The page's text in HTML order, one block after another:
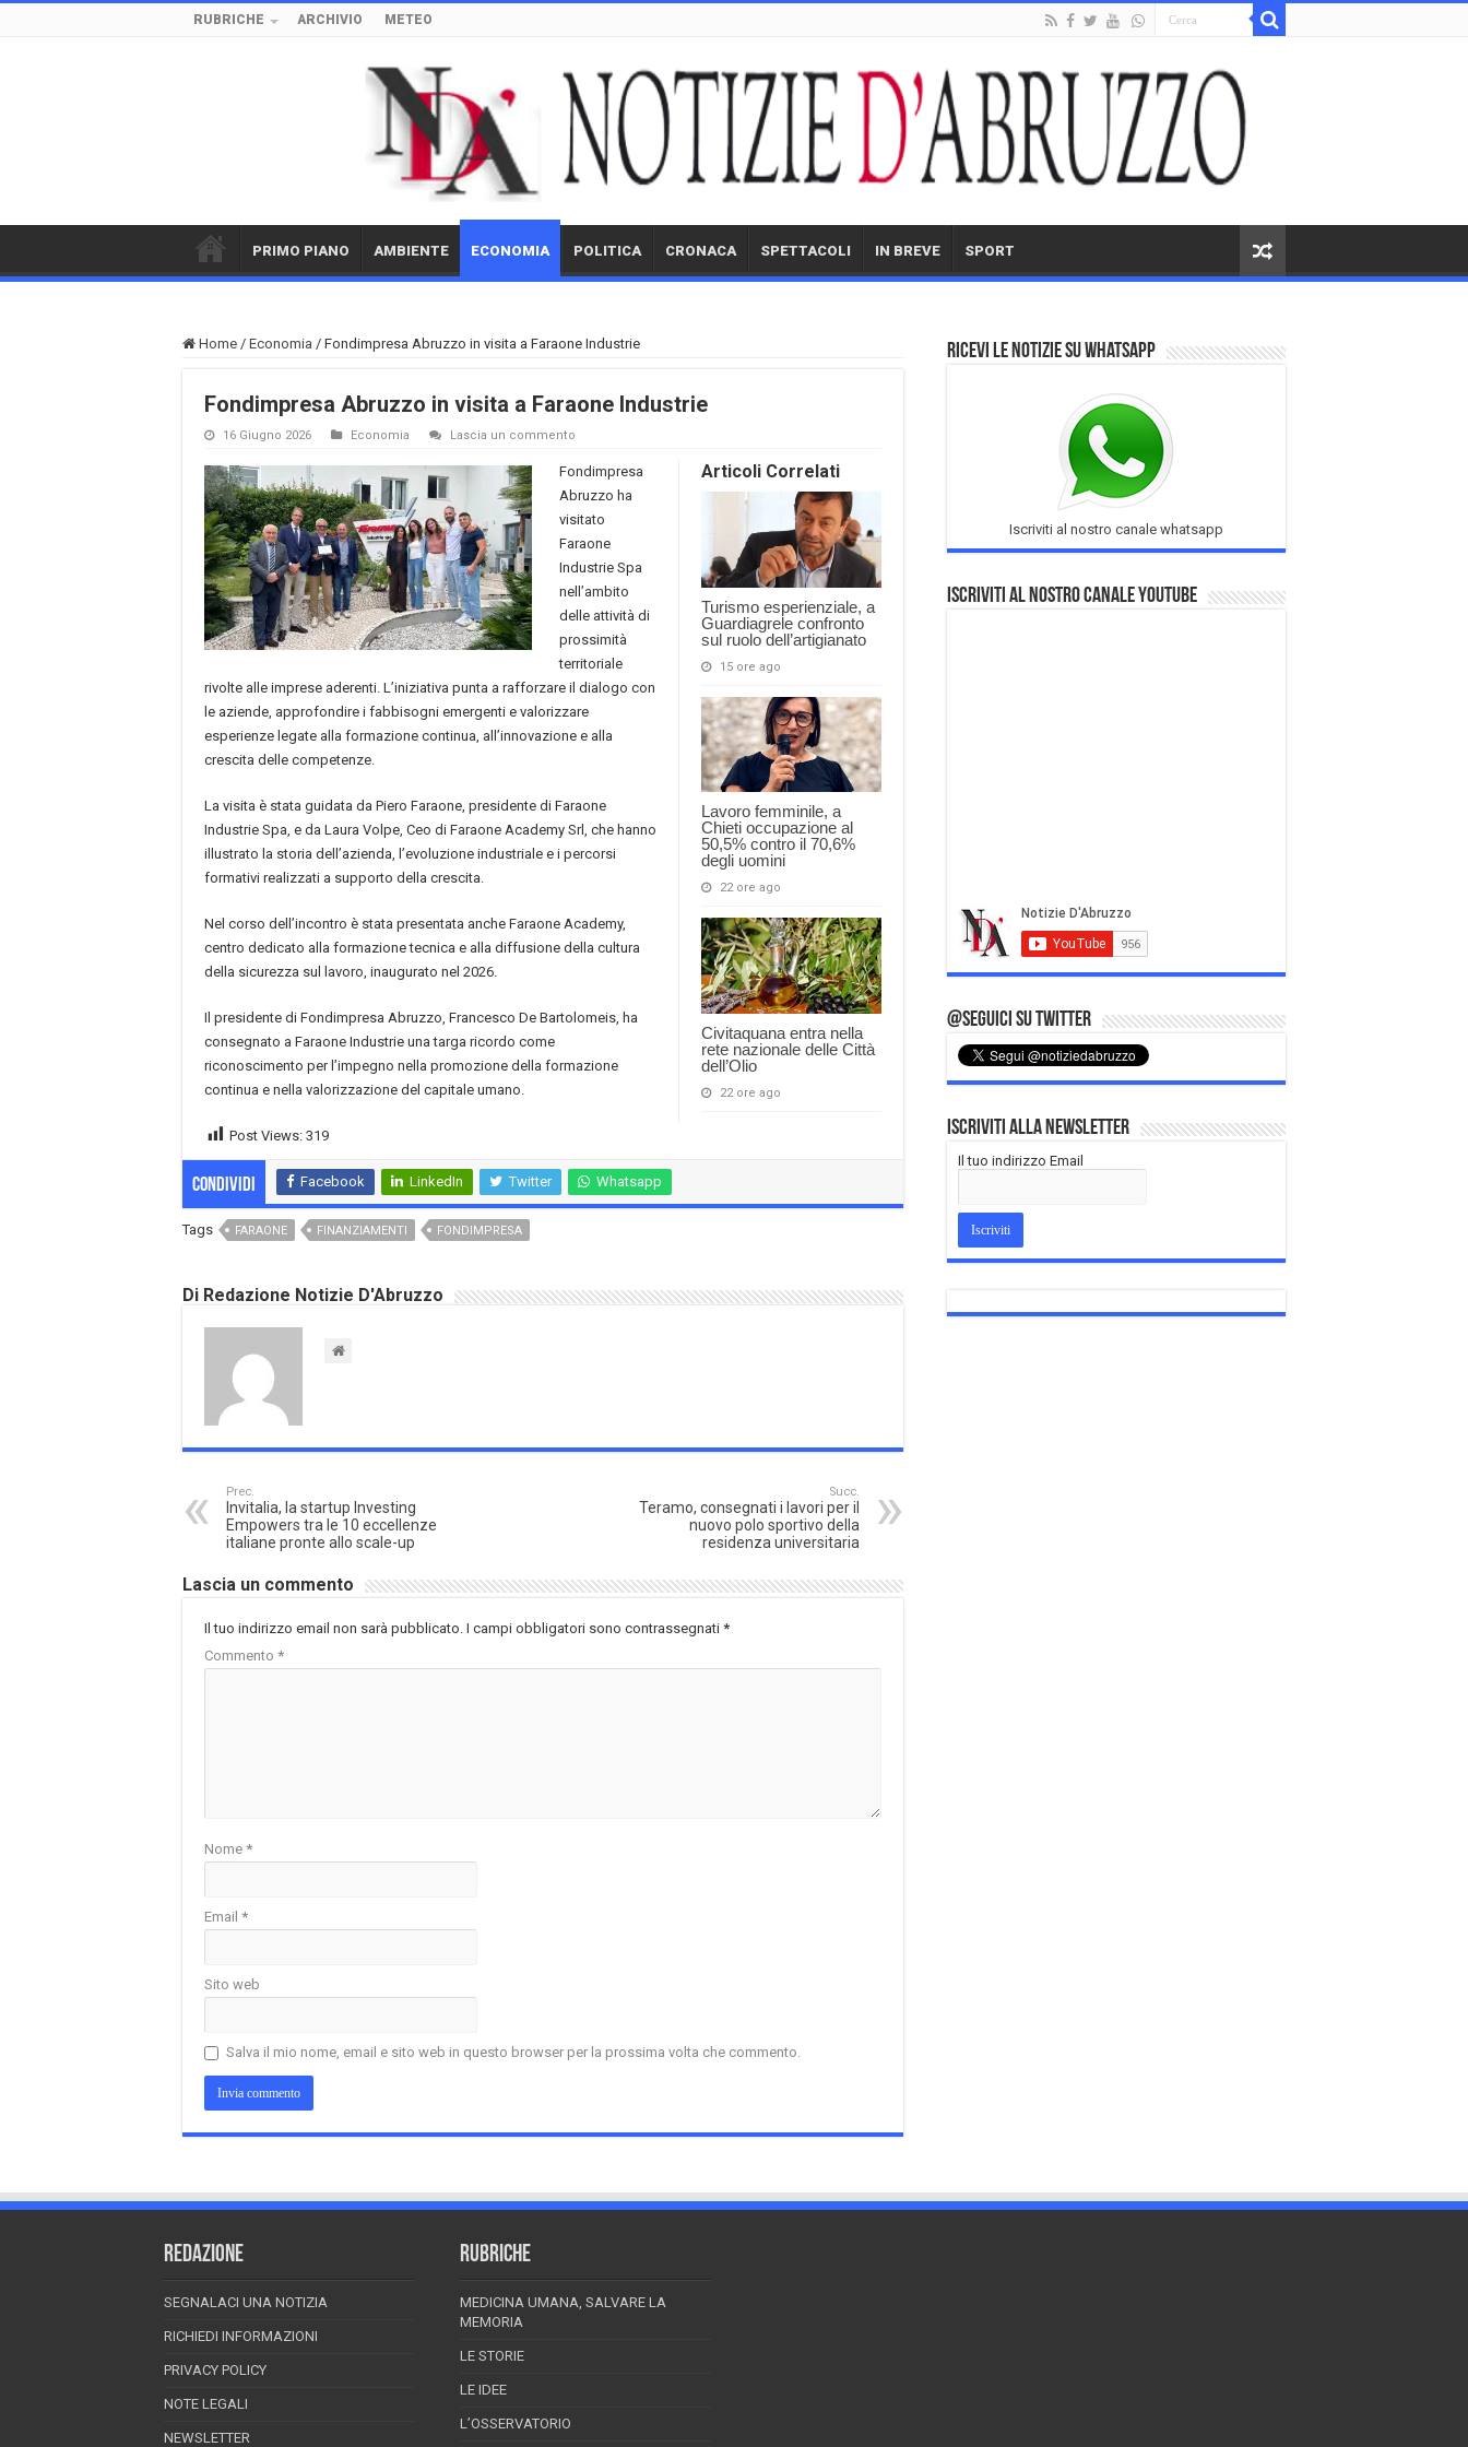
RUBRICHE ARCHIVIO METEO
PRIMO PIANO AMBIENTE ECONOMIA POLITICA CRONACA SPETTACOLI IN BREVE SPORT
Home / Economia / Fondimpresa Abruzzo in visita a Faraone Industrie
Fondimpresa Abruzzo in visita a Faraone Industrie
16 Giugno 2026 Economia Lascia un commento
Articoli Correlati
Turismo esperienziale, a
Guardiagrele confronto
sul ruolo dell’artigianato
15 ore ago
Lavoro femminile, a
Chieti occupazione al
50,5% contro il 70,6%
degli uomini
22 ore ago
Civitaquana entra nella
rete nazionale delle Città
dell’Olio
22 ore ago
Fondimpresa
Abruzzo ha
visitato
Faraone
Industrie Spa
nell’ambito
delle attività di
prossimità
territoriale
rivolte alle imprese aderenti. L’iniziativa punta a rafforzare il dialogo con
le aziende, approfondire i fabbisogni emergenti e valorizzare
esperienze legate alla formazione continua, all’innovazione e alla
crescita delle competenze.
La visita è stata guidata da Piero Faraone, presidente di Faraone
Industrie Spa, e da Laura Volpe, Ceo di Faraone Academy Srl, che hanno
illustrato la storia dell’azienda, l’evoluzione industriale e i percorsi
formativi realizzati a supporto della crescita.
Nel corso dell’incontro è stata presentata anche Faraone Academy,
centro dedicato alla formazione tecnica e alla diffusione della cultura
della sicurezza sul lavoro, inaugurato nel 2026.
Il presidente di Fondimpresa Abruzzo, Francesco De Bartolomeis, ha
consegnato a Faraone Industrie una targa ricordo come
riconoscimento per l’impegno nella promozione della formazione
continua e nella valorizzazione del capitale umano.
Post Views: 319
Condividi Facebook LinkedIn Twitter Whatsapp
Tags FARAONE FINANZIAMENTI FONDIMPRESA
Di Redazione Notizie D'Abruzzo
Prec.
Invitalia, la startup Investing
Empowers tra le 10 eccellenze
italiane pronte allo scale-up
Succ.
Teramo, consegnati i lavori per il
nuovo polo sportivo della
residenza universitaria
Lascia un commento
Il tuo indirizzo email non sarà pubblicato. I campi obbligatori sono contrassegnati *
Commento *
Nome *
Email *
Sito web
Salva il mio nome, email e sito web in questo browser per la prossima volta che commento.
Ricevi le notizie su Whatsapp
Iscriviti al nostro canale whatsapp
Iscriviti al nostro Canale Youtube
@Seguici su Twitter
Iscriviti alla Newsletter
Il tuo indirizzo Email
REDAZIONE
SEGNALACI UNA NOTIZIA
RICHIEDI INFORMAZIONI
PRIVACY POLICY
NOTE LEGALI
NEWSLETTER
RUBRICHE
MEDICINA UMANA, SALVARE LA
MEMORIA
LE STORIE
LE IDEE
L’OSSERVATORIO